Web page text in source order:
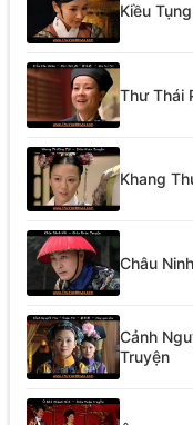
Kiều
Thư Thái
Khang
Châu
Cảnh
Truyện